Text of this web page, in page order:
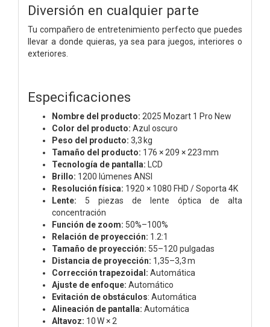
Diversión en cualquier parte
Tu compañero de entretenimiento perfecto que puedes
llevar a donde quieras, ya sea para juegos, interiores o
exteriores.
Especificaciones
Nombre del producto: 2025 Mozart 1 Pro New
Color del producto: Azul oscuro
Peso del producto: 3,3 kg
Tamaño del producto: 176 × 209 × 223 mm
Tecnología de pantalla: LCD
Brillo: 1200 lúmenes ANSI
Resolución física: 1920 × 1080 FHD / Soporta 4K
Lente: 5 piezas de lente óptica de alta
concentración
Función de zoom: 50%–100%
Relación de proyección: 1.2:1
Tamaño de proyección: 55–120 pulgadas
Distancia de proyección: 1,35–3,3 m
Corrección trapezoidal: Automática
Ajuste de enfoque: Automático
Evitación de obstáculos: Automática
Alineación de pantalla: Automática
Altavoz: 10 W × 2